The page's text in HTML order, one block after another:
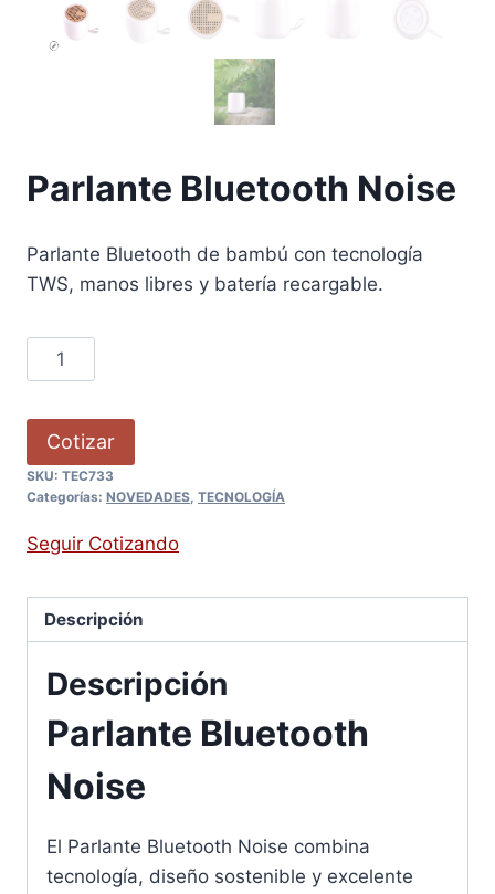
Parlante Bluetooth Noise
Parlante Bluetooth de bambú con tecnología
TWS, manos libres y batería recargable.
Cotizar
SKU: TEC733
Categorías: NOVEDADES, TECNOLOGÍA
Seguir Cotizando
Descripción
Descripción
Parlante Bluetooth
Noise
El Parlante Bluetooth Noise combina
tecnología, diseño sostenible y excelente